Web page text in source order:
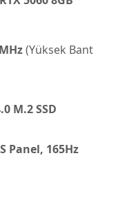
(Yüksek Bant
M.2 SSD
Panel, 165Hz